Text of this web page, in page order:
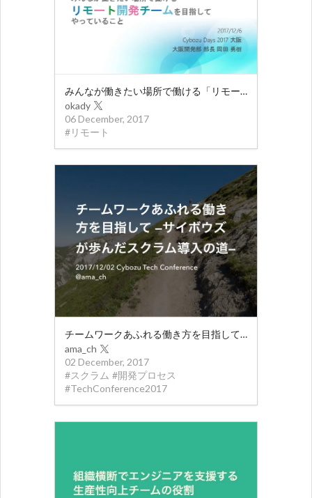
みんなが働きたい場所で働ける「リモート開発チーム」を目指してやっていること
okady
06 December, 2017
#リモート
チームワークあふれる働き方を目指して -サイボウズが歩んだスクラム導入の道-
ama_ch
02 December, 2017
#スクラム #開発プロセス
#TechConference2017